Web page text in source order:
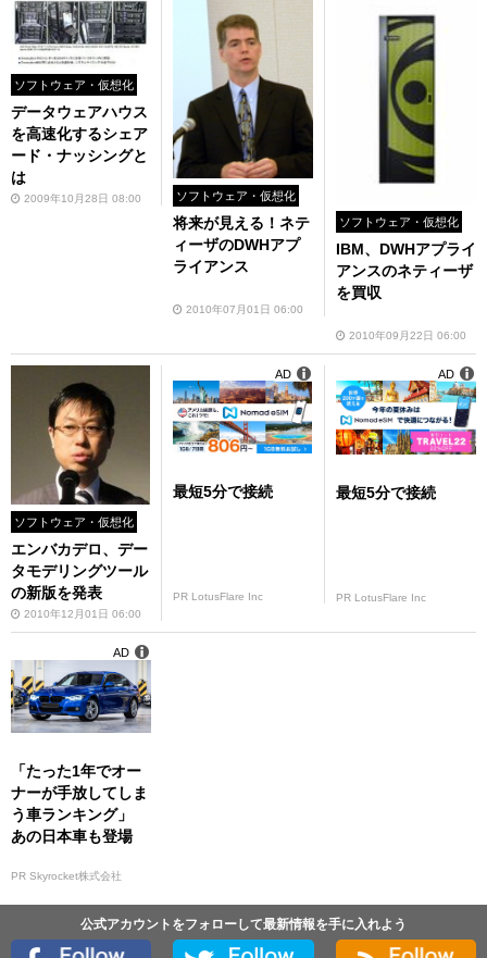
ソフトウェア・仮想化
データウェアハウス
を高速化するシェア
ード・ナッシングと
は
2009年10月28日 08:00 ソフトウェア・仮想化
将来が見える！ネテ
ィーザのDWHアプ
ライアンス
2010年07月01日 06:00
ソフトウェア・仮想化
IBM、DWHアプライ
アンスのネティーザ
を買収
2010年09月22日 06:00
ソフトウェア・仮想化
エンバカデロ、デー
タモデリングツール
の新版を発表
2010年12月01日 06:00
最短5分で接続
PR LotusFlare Inc
AD
最短5分で接続
PR LotusFlare Inc
AD
「たった1年でオー
ナーが手放してしま
う車ランキング」
あの日本車も登場
PR Skyrocket株式会社
AD
公式アカウントをフォローして最新情報を手に入れよう